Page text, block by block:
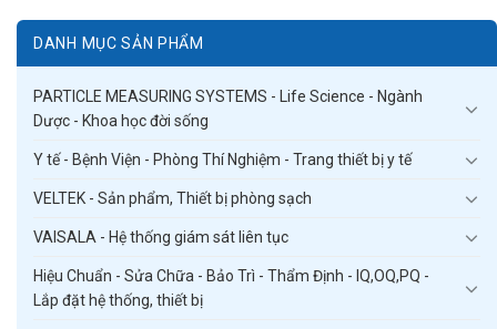
DANH MỤC SẢN PHẨM
PARTICLE MEASURING SYSTEMS - Life Science - Ngành
Dược - Khoa học đời sống
Y tế - Bệnh Viện - Phòng Thí Nghiệm - Trang thiết bị y tế
VELTEK - Sản phẩm, Thiết bị phòng sạch
VAISALA - Hệ thống giám sát liên tục
Hiệu Chuẩn - Sửa Chữa - Bảo Trì - Thẩm Định - IQ,OQ,PQ -
Lắp đặt hệ thống, thiết bị